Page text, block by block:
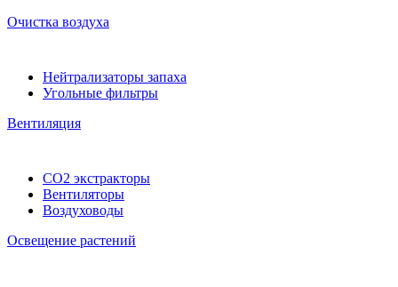
Очистка воздуха
Нейтрализаторы запаха
Угольные фильтры
Вентиляция
CO2 экстракторы
Вентиляторы
Воздуховоды
Освещение растений